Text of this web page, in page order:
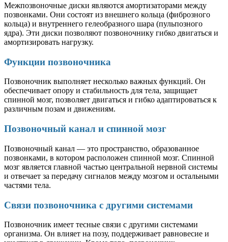
Межпозвоночные диски являются амортизаторами между
позвонками. Они состоят из внешнего кольца (фиброзного
кольца) и внутреннего гелеобразного шара (пульпозного
ядра). Эти диски позволяют позвоночнику гибко двигаться и
амортизировать нагрузку.
Функции позвоночника
Позвоночник выполняет несколько важных функций. Он
обеспечивает опору и стабильность для тела, защищает
спинной мозг, позволяет двигаться и гибко адаптироваться к
различным позам и движениям.
Позвоночный канал и спинной мозг
Позвоночный канал — это пространство, образованное
позвонками, в котором расположен спинной мозг. Спинной
мозг является главной частью центральной нервной системы
и отвечает за передачу сигналов между мозгом и остальными
частями тела.
Связи позвоночника с другими системами
Позвоночник имеет тесные связи с другими системами
организма. Он влияет на позу, поддерживает равновесие и